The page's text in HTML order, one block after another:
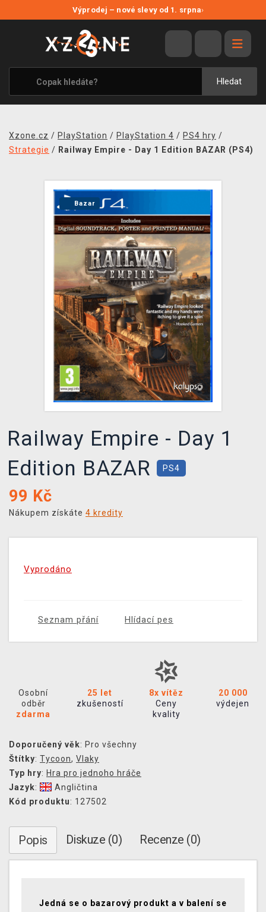
Výprodej – nové slevy od 1. srpna›
Hledat
VÝPRODEJ
VIDEOHRY
XZONE ORIGINALS
TÉMATIKY
MERCHANDISE
KONTAKT
DOPRAVA
XZONE KLUB
TCG & BOARDGAME HUB
VÝKUP HER (BAZAR)
Xzone.cz / PlayStation / PlayStation 4 / PS4 hry /
Strategie / Railway Empire - Day 1 Edition BAZAR (PS4)
Bazar
Railway Empire - Day 1
Edition BAZAR
PS4
99 Kč
Nákupem získáte 4 kredity
Vyprodáno
Seznam přání Hlídací pes
Osobní
odběr
zdarma
25 let
zkušeností
8x vítěz
Ceny
kvality
20 000
výdejen
Doporučený věk: Pro všechny
Štítky: Tycoon, Vlaky
Typ hry: Hra pro jednoho hráče
Jazyk:
Angličtina
Kód produktu: 127502
Popis Diskuze (0) Recenze (0)
Jedná se o bazarový produkt a v balení se